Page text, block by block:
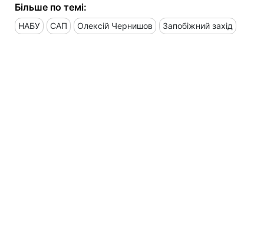
Більше по темі:
НАБУ САП Олексій Чернишов Запобіжний захід